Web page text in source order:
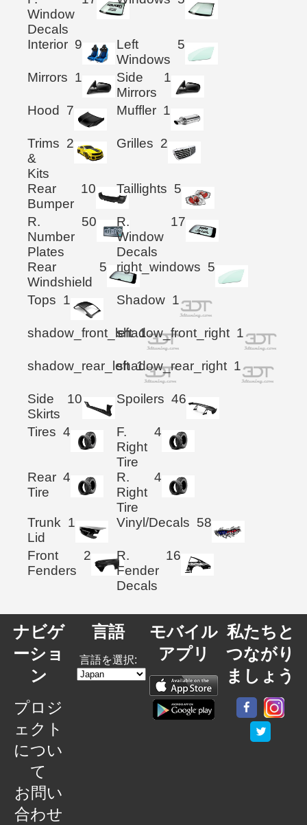
Window
Decals
Interior 9
Left
Windows
5
Mirrors 1
Side
Mirrors
1
Hood 7 Muffler 1
Trims
&
Kits
2 Grilles 2
Rear
Bumper
10 Taillights 5
R.
Number
Plates
50
R.
Window
Decals
17
Rear
Windshield
5 right_windows 5
Tops 1 Shadow 1
shadow_front_left 1
shadow_front_right 1
shadow_rear_left 1
shadow_rear_right 1
Side
Skirts
10 Spoilers 46
Tires 4
F.
Right
Tire
4
Rear
Tire
4
R.
Right
Tire
4
Trunk
Lid
1 Vinyl/Decals 58
Front
Fenders
2
R.
Fender
Decals
16
ナビゲ
ーショ
ン
プロジ
ェクト
につい
て
お問い
合わせ
言語
言語を選択:
モバイル
アプリ
私たちと
つながり
ましょう